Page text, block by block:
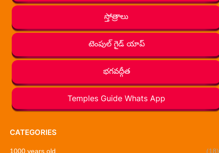
స్తోత్రాలు
టెంపుల్ గైడ్ యాప్
భగవద్గీత
Temples Guide Whats App
CATEGORIES
1000 years old (18)